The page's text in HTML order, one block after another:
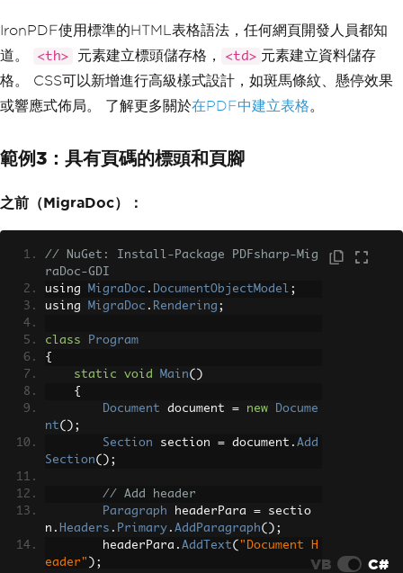
IronPDF使用標準的HTML表格語法，任何網頁開發人員都知
道。
<th> 元素建立標頭儲存格， <td> 元素建立資料儲存
格。 CSS可以新增進行高級樣式設計，如斑馬條紋、懸停效果
或響應式佈局。 了解更多關於在PDF中建立表格。
範例3：具有頁碼的標頭和頁腳
之前（MigraDoc）：
// NuGet: Install-Package PDFsharp-Mig
raDoc-GDI
using MigraDoc . DocumentObjectModel ;
using MigraDoc . Rendering ;
class
Program
{
static
void Main()
{
Document document = new
Docume
nt();
Section section = document . Add
Section();
// Add header
Paragraph headerPara = sectio
n . Headers . Primary . AddParagraph();
        headerPara
. AddText( "Document H
eader" );
VB C#